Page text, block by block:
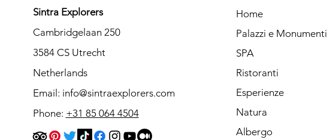
Sintra Explorers
Cambridgelaan 250
3584 CS Utrecht
Netherlands
Email: info@sintraexplorers.com
Phone: +31 85 064 4504
Home
Palazzi e Monumenti
SPA
Ristoranti
Esperienze
Natura
Albergo